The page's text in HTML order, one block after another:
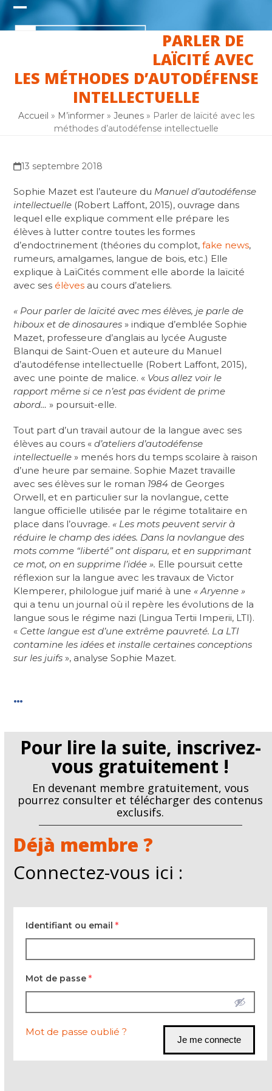
Skip
content
Open
Close
PARLER DE
LAÏCITÉ AVEC
LES MÉTHODES D’AUTODÉFENSE
INTELLECTUELLE
Accueil » M’informer» Jeunes» Parler de laïcité avec les
méthodes d’autodéfense intellectuelle
13 septembre 2018
Sophie Mazet est l’auteure du Manuel d’autodéfense
intellectuelle (Robert Laffont, 2015), ouvrage dans
lequel elle explique comment elle prépare les
élèves à lutter contre toutes les formes
d’endoctrinement (théories du complot,fake news,
rumeurs, amalgames, langue de bois, etc.) Elle
explique à LaïCités comment elle aborde la laïcité
avec ses élèves au cours d’ateliers.
« Pour parler de laïcité avec mes élèves, je parle de
hiboux et de dinosaures » indique d’emblée Sophie
Mazet, professeure d’anglais au lycée Auguste
Blanqui de Saint-Ouen et auteure du Manuel
d’autodéfense intellectuelle (Robert Laffont, 2015),
avec une pointe de malice. « Vous allez voir le
rapport même si ce n’est pas évident de prime
abord… » poursuit-elle.
Tout part d’un travail autour de la langue avec ses
élèves au cours « d’ateliers d’autodéfense
intellectuelle » menés hors du temps scolaire à raison
d’une heure par semaine. Sophie Mazet travaille
avec ses élèves sur le roman 1984 de Georges
Orwell, et en particulier sur la novlangue, cette
langue officielle utilisée par le régime totalitaire en
place dans l’ouvrage. « Les mots peuvent servir à
réduire le champ des idées. Dans la novlangue des
mots comme “liberté” ont disparu, et en supprimant
ce mot, on en supprime l’idée ». Elle poursuit cette
réflexion sur la langue avec les travaux de Victor
Klemperer, philologue juif marié à une « Aryenne »
qui a tenu un journal où il repère les évolutions de la
langue sous le régime nazi (Lingua Tertii Imperii, LTI).
« Cette langue est d’une extrême pauvreté. La LTI
contamine les idées et installe certaines conceptions
sur les juifs », analyse Sophie Mazet.
…
Pour lire la suite, inscrivez-
vous gratuitement !
En devenant membre gratuitement, vous
pourrez consulter et télécharger des contenus
exclusifs.
Déjà membre ?
Connectez-vous ici :
Identifiant ou email*
Mot de passe*
Mot de passe oublié ?